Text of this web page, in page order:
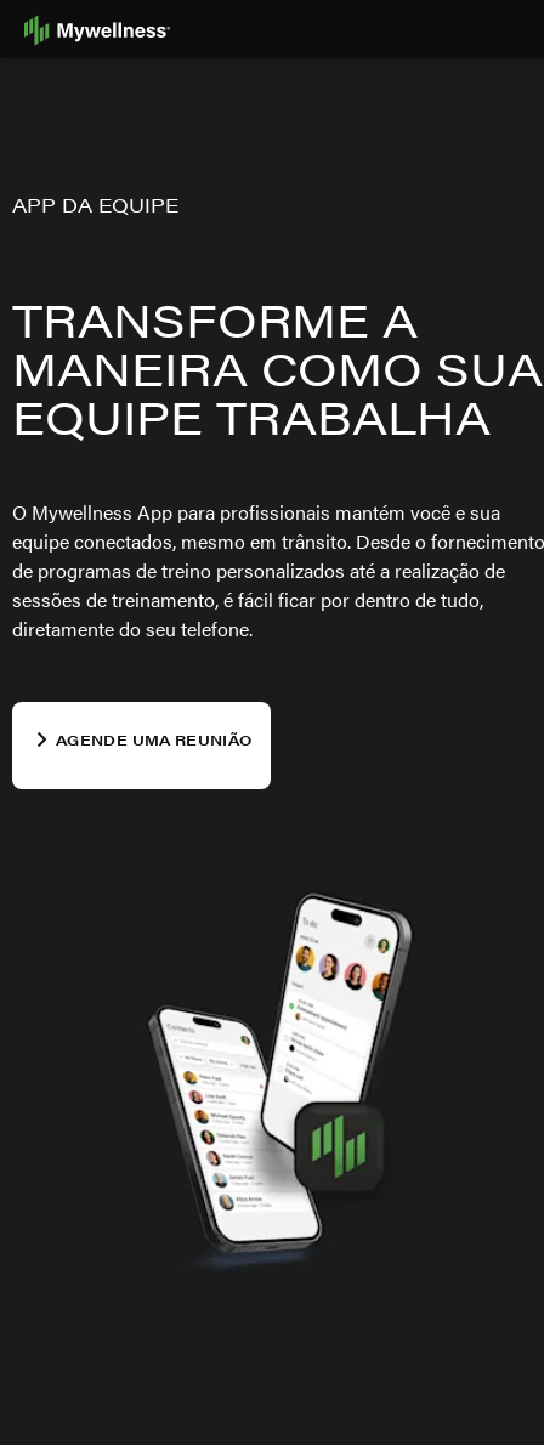
Skip
APP DA EQUIPE
TRANSFORME A
MANEIRA COMO SUA
EQUIPE TRABALHA
O Mywellness App para profissionais mantém você e sua
equipe conectados, mesmo em trânsito. Desde o fornecimento
de programas de treino personalizados até a realização de
sessões de treinamento, é fácil ficar por dentro de tudo,
diretamente do seu telefone.
AGENDE UMA REUNIÃO